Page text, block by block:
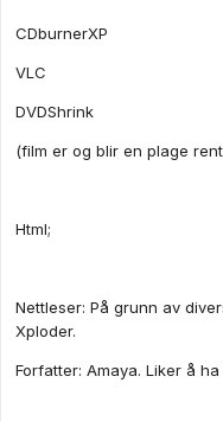
CDburnerXP
VLC
DVDShrink
(film er og blir en plage
Html;
Nettleser: På grunn av
Xploder.
Forfatter: Amaya. Liker å